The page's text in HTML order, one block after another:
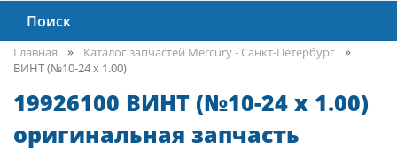
Поиск
Главная
Каталог запчастей Mercury - Санкт-Петербург
ВИНТ (№10-24 x 1.00)
19926100 ВИНТ (№10-24 x 1.00)
оригинальная запчасть